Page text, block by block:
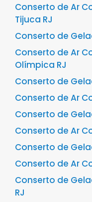
Conserto de Ar
Tijuca RJ
Conserto de
Conserto de Ar
Olímpica RJ
Conserto de
Conserto de Ar
Conserto de
Conserto de Ar
Conserto de
Conserto de Ar
Conserto de
RJ